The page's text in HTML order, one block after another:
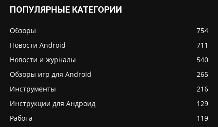
ПОПУЛЯРНЫЕ КАТЕГОРИИ
Обзоры
754
Новости Android
711
Новости и журналы
540
Обзоры игр для Android
265
Инструменты
216
Инструкции для Андроид
129
Работа
119